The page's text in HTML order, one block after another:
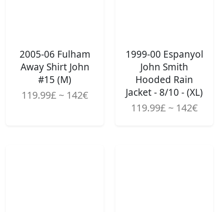
2005-06 Fulham
Away Shirt John
#15 (M)
119.99£ ~ 142€
1999-00 Espanyol
John Smith
Hooded Rain
Jacket - 8/10 - (XL)
119.99£ ~ 142€